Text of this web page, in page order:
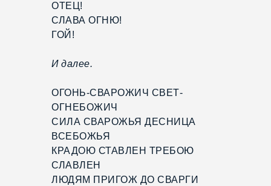
ОТЕЦ!
СЛАВА ОГНЮ!
ГОЙ!
И далее.
ОГОНЬ-СВАРОЖИЧ СВЕТ-
ОГНЕБОЖИЧ
СИЛА СВАРОЖЬЯ ДЕСНИЦА
ВСЕБОЖЬЯ
КРАДОЮ СТАВЛЕН ТРЕБОЮ
СЛАВЛЕН
ЛЮДЯМ ПРИГОЖ ДО СВАРГИ